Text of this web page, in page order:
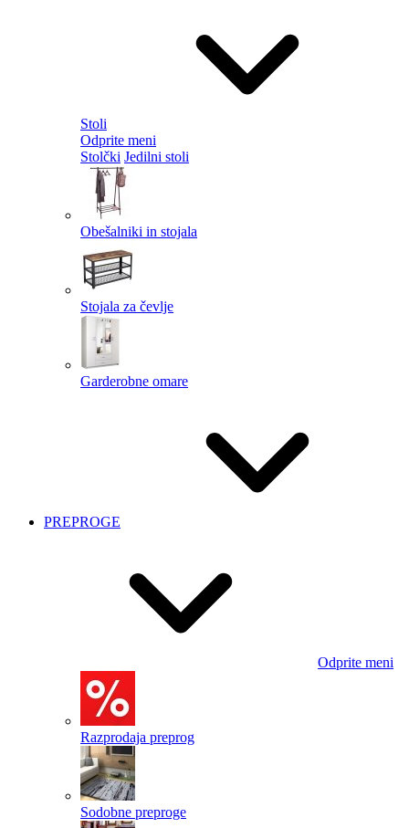
Stoli
Odprite meni
Stolčki Jedilni stoli
Obešalniki in stojala
Stojala za čevlje
Garderobne omare
PREPROGE
Odprite meni
Razprodaja preprog
Sodobne preproge